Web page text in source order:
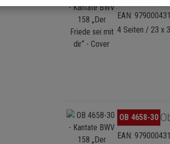
EAN:
4 Seiten / 23 x
Bildergalerie überspringen
OB 4658-30
EAN: